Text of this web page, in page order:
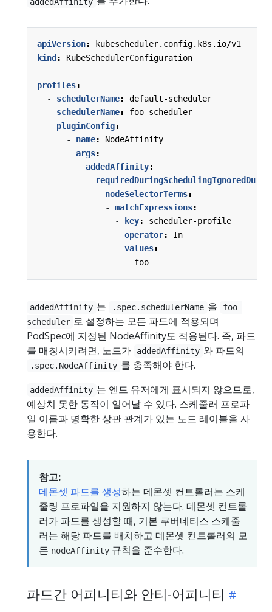
apiVersion:
kubescheduler.config.k8s.io/v1
kind : KubeSchedulerConfiguration
profiles:
- schedulerName:
default-scheduler
- schedulerName:
foo-scheduler
pluginConfig:
- name:
NodeAffinity
args:
addedAffinity:
nodeSelectorTerms:
- matchExpressions:
-
key:
scheduler-profile
operator:
In
values:
- foo
addedAffinity 는 .spec.schedulerName 을
foo-
scheduler 로 설정하는 모든 파드에 적용되며
PodSpec에 지정된 NodeAffinity도 적용된다. 즉, 파드
를 매칭시키려면, 노드가
addedAffinity 와 파드의
.spec.NodeAffinity 를 충족해야 한다.
addedAffinity 는 엔드 유저에게 표시되지 않으므로,
예상치 못한 동작이 일어날 수 있다. 스케줄러 프로파
일 이름과 명확한 상관 관계가 있는 노드 레이블을 사
용한다.
참고:
데몬셋 파드를 생성하는 데몬셋 컨트롤러는 스케
줄링 프로파일을 지원하지 않는다. 데몬셋 컨트롤
러가 파드를 생성할 때, 기본 쿠버네티스 스케줄
러는 해당 파드를 배치하고 데몬셋 컨트롤러의 모
든 nodeAffinity 규칙을 준수한다.
파드간 어피니티와 안티-어피니티